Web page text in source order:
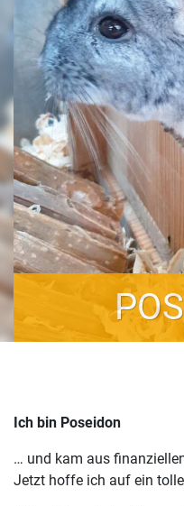
Ich bin Poseidon
… und kam aus
Jetzt hoffe ich auf ein